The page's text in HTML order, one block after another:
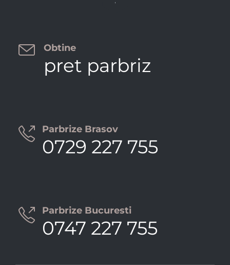
 Obtine
pret parbriz
 Parbrize Brasov
0729 227 755
 Parbrize Bucuresti
0747 227 755